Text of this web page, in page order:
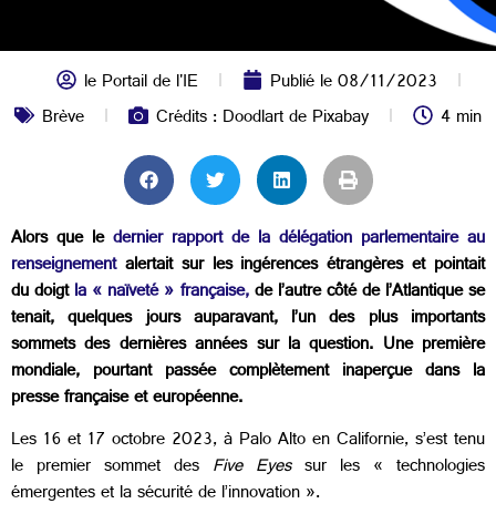
le Portail de l'IE Publié le08/11/2023
Brève
Crédits : Doodlart de Pixabay 4 min
Alors que le dernier rapport de la délégation parlementaire au
renseignementalertait sur les ingérences étrangères et pointait
du doigtla « naïveté » française,de l’autre côté de l’Atlantique se
tenait, quelques jours auparavant, l’un des plus importants
sommets des dernières années sur la question. Une première
mondiale, pourtant passée complètement inaperçue dans la
presse française et européenne.
Les 16 et 17 octobre 2023, à Palo Alto en Californie, s’est tenu
le premier sommet des Five Eyessur les « technologies
émergentes et la sécurité de l’innovation ».